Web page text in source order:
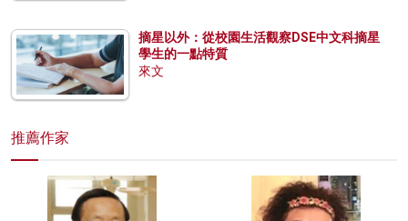
摘星以外：從校園生活觀察DSE中文科摘星
學生的一點特質
來文
推薦作家